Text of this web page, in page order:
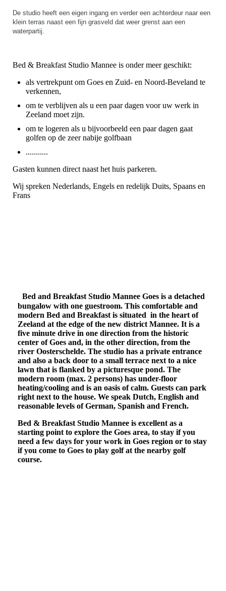
De studio heeft een eigen ingang en verder een achterdeur naar een
klein terras naast een fijn grasveld dat weer grenst aan een
waterpartij.
Bed & Breakfast Studio Mannee is onder meer geschikt:
als vertrekpunt om Goes en Zuid- en Noord-Beveland te
verkennen,
om te verblijven als u een paar dagen voor uw werk in
Zeeland moet zijn.
om te logeren als u bijvoorbeeld een paar dagen gaat
golfen op de zeer nabije golfbaan
...........
Gasten kunnen direct naast het huis parkeren.
Wij spreken Nederlands, Engels en redelijk Duits, Spaans en
Frans
Bed and Breakfast Studio Mannee Goes is a detached
bungalow with one guestroom. This comfortable and
modern Bed and Breakfast is situated in the heart of
Zeeland at the edge of the new district Mannee. It is a
five minute drive in one direction from the historic
center of Goes and, in the other direction, from the
river Oosterschelde. The studio has a private entrance
and also a back door to a small terrace next to a nice
lawn that is flanked by a picturesque pond. The
modern room (max. 2 persons) has under-floor
heating/cooling and is an oasis of calm. Guests can park
right next to the house. We speak Dutch, English and
reasonable levels of German, Spanish and French.
Bed & Breakfast Studio Mannee is excellent as a
starting point to explore the Goes area, to stay if you
need a few days for your work in Goes region or to stay
if you come to Goes to play golf at the nearby golf
course.